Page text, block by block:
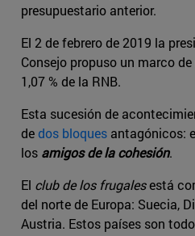
presupuestario anterior.
El 2 de febrero de 2019 la
Consejo propuso un marco
1,07 % de la RNB.
Esta sucesión de
dedos bloques antagónicos:
los amigos de la cohesión.
El club de los frugalesestá
del norte de Europa: Suecia,
Austria. Estos países son